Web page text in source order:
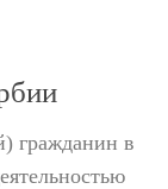
гражданин в